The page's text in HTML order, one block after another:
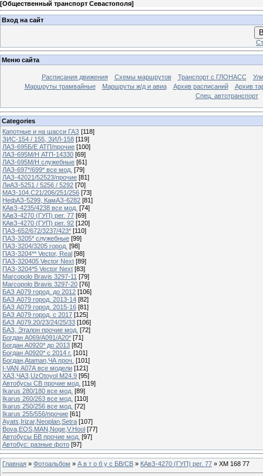
[Общественный транспорт Севастополя]
Вход на сайт
Меню сайта
Расписания движения Схемы маршрутов Транспорт с ГЛОНАСС
Маршруты трамвайные
Маршруты ж/д и авиа Архив расписаний
Архив
Спец. автотранспорт
Categories
Капотные и на шасси ГАЗ [118]
ЗИС-154 / 155, ЗИЛ-158 [119]
ЛАЗ-695Б/Е АТП/прочие [100]
ЛАЗ-695М/Н АТП-14330 [69]
ЛАЗ-695М/Н служебные [61]
ЛАЗ-697*/699* все мод. [79]
ЛАЗ-42021/52523/прочие [81]
ЛиАЗ-5251 / 5256 / 5292 [70]
МАЗ-104.C21/206/251/256 [73]
НефАЗ-5299, КамАЗ-6282 [81]
КАвЗ-4235/4238 все мод. [74]
КАвЗ-4270 (ГУП) рег. 77 [69]
КАвЗ-4270 (ГУП) рег. 92 [120]
ПАЗ-652/672/3237/423* [110]
ПАЗ-3205* служебные [99]
ПАЗ-3204/3205 город. [98]
ПАЗ-3204** Vector, Real [98]
ПАЗ-320405 Vector Next [89]
ПАЗ-3204*5 Vector Next [83]
Marcopolo Bravis 3297-11 [79]
Marcopolo Bravis 3297-20 [76]
БАЗ А079 город. до 2012 [106]
БАЗ А079 город. 2013-14 [82]
БАЗ А079 город. 2015-16 [81]
БАЗ А079 город. с 2017 [125]
БАЗ А079.20/23/24/25/33 [106]
БАЗ, Эталон прочие мод. [72]
Богдан А069/А091/А20* [71]
Богдан А0920* до 2013 [82]
Богдан А0920* с 2014 г. [101]
Богдан,Ataman,ЧА проч. [101]
I-VAN А07А все модели [121]
ХАЗ,ЧАЗ,UzOtoyol M24.9 [95]
Автобусы СВ прочие мод. [119]
Ikarus 280/180 все мод. [89]
Ikarus 260/263 все мод. [110]
Ikarus 250/256 все мод. [72]
Ikarus 255/556/прочие [61]
Ayats,Irizar,Neoplan,Setra [107]
Bova,EOS,MAN,Noge,V.Hool [77]
Автобусы БВ прочие мод. [97]
Автобус: разные фото [97]
Главная » Фотоальбом » А в т о б у с БВ/СВ » КАвЗ-4270 (ГУП) рег. 77 » ХМ 168 77